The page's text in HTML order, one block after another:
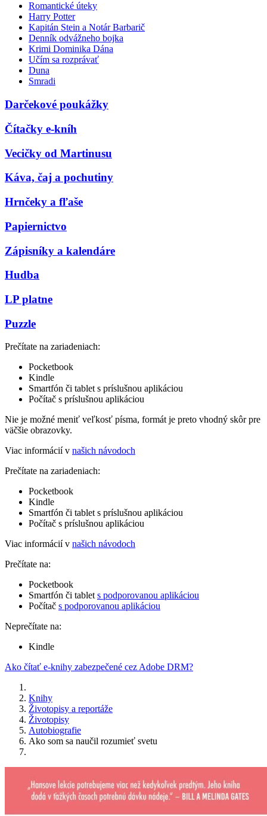
Romantické úteky
Harry Potter
Kapitán Stein a Notár Barbarič
Denník odvážneho bojka
Krimi Dominika Dána
Učím sa rozprávať
Duna
Smradi
Darčekové poukážky
Čítačky e-kníh
Vecičky od Martinusu
Káva, čaj a pochutiny
Hrnčeky a fľaše
Papiernictvo
Zápisníky a kalendáre
Hudba
LP platne
Puzzle
Prečítate na zariadeniach:
Pocketbook
Kindle
Smartfón či tablet s príslušnou aplikáciou
Počítač s príslušnou aplikáciou
Nie je možné meniť veľkosť písma, formát je preto vhodný skôr pre
väčšie obrazovky.
Viac informácií v našich návodoch
Prečítate na zariadeniach:
Pocketbook
Kindle
Smartfón či tablet s príslušnou aplikáciou
Počítač s príslušnou aplikáciou
Viac informácií v našich návodoch
Prečítate na:
Pocketbook
Smartfón či tablet s podporovanou aplikáciou
Počítač s podporovanou aplikáciou
Neprečítate na:
Kindle
Ako čítať e-knihy zabezpečené cez Adobe DRM?
Knihy
Životopisy a reportáže
Životopisy
Autobiografie
Ako som sa naučil rozumieť svetu